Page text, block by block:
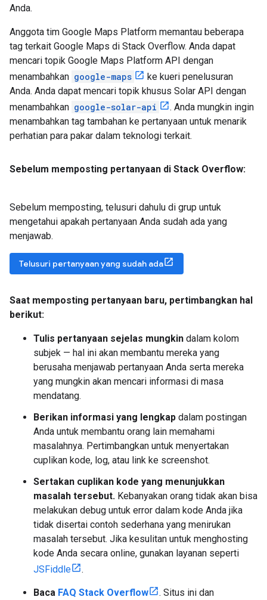
Anda.
Anggota tim Google Maps Platform memantau beberapa
tag terkait Google Maps di Stack Overflow. Anda dapat
mencari topik Google Maps Platform API dengan
menambahkan google-maps
ke kueri penelusuran
Anda. Anda dapat mencari topik khusus Solar API dengan
menambahkan google-solar-api
. Anda mungkin ingin
menambahkan tag tambahan ke pertanyaan untuk menarik
perhatian para pakar dalam teknologi terkait.
Sebelum memposting pertanyaan di Stack Overflow:
Sebelum memposting, telusuri dahulu di grup untuk
mengetahui apakah pertanyaan Anda sudah ada yang
menjawab.
Telusuri pertanyaan yang sudah ada
Saat memposting pertanyaan baru, pertimbangkan hal
berikut:
Tulis pertanyaan sejelas mungkin dalam kolom
subjek — hal ini akan membantu mereka yang
berusaha menjawab pertanyaan Anda serta mereka
yang mungkin akan mencari informasi di masa
mendatang.
Berikan informasi yang lengkap dalam postingan
Anda untuk membantu orang lain memahami
masalahnya. Pertimbangkan untuk menyertakan
cuplikan kode, log, atau link ke screenshot.
Sertakan cuplikan kode yang menunjukkan
masalah tersebut. Kebanyakan orang tidak akan bisa
melakukan debug untuk error dalam kode Anda jika
tidak disertai contoh sederhana yang menirukan
masalah tersebut. Jika kesulitan untuk menghosting
kode Anda secara online, gunakan layanan seperti
JSFiddle
.
Baca FAQ Stack Overflow
. Situs ini dan